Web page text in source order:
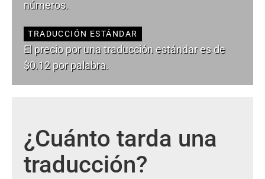
números.
TRADUCCIÓN ESTÁNDAR
El precio por una traducción estándar es de
$0.12 por palabra.
¿Cuánto tarda una
traducción?